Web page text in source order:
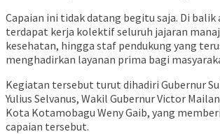
Capaian ini tidak datang begitu saja. Di
terdapat kerja kolektif seluruh jajaran
kesehatan, hingga staf pendukung yang
menghadirkan layanan prima bagi
Kegiatan tersebut turut dihadiri Gubernur
Yulius Selvanus, Wakil Gubernur Victor
Kota Kotamobagu Weny Gaib, yang
capaian tersebut.